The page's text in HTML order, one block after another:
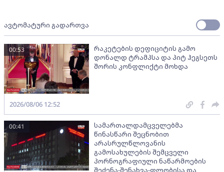
ავტომატური გადართვა
რაკეტების დეფიციტის გამო
დონალდ ტრამპსა და პიტ ჰეგსეთს
შორის კონფლიქტი მოხდა
00:53
2026/08/06 12:52
სამართალდამცველებმა
წინასწარი შეცნობით
არასრულწლოვანის
გამოსახულების შემცველი
პორნოგრაფიული ნაწარმოების
შეძენა-შენახვა-ფლობისა და
00:41